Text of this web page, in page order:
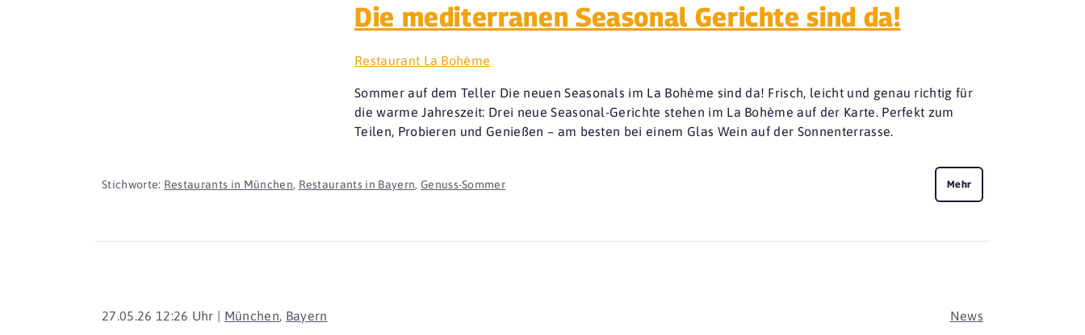
Die mediterranen Seasonal Gerichte sind da!
Restaurant La Bohème
Sommer auf dem Teller Die neuen Seasonals im La Bohème sind da! Frisch, leicht und genau richtig für
die warme Jahreszeit: Drei neue Seasonal-Gerichte stehen im La Bohème auf der Karte. Perfekt zum
Teilen, Probieren und Genießen – am besten bei einem Glas Wein auf der Sonnenterrasse.
Stichworte: Restaurants in München, Restaurants in Bayern, Genuss-Sommer Mehr
27.05.26 12:26 Uhr | München, Bayern News